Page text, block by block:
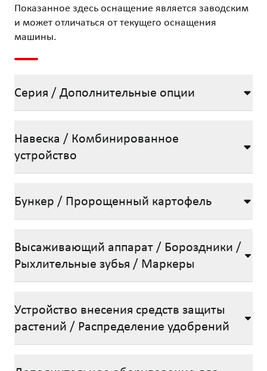
Показанное здесь оснащение является заводским
и может отличаться от текущего оснащения
машины.
Серия / Дополнительные опции
Навеска / Комбинированное
устройство
Бункер / Пророщенный картофель
Высаживающий аппарат / Бороздники /
Рыхлительные зубья / Маркеры
Устройство внесения средств защиты
растений / Распределение удобрений